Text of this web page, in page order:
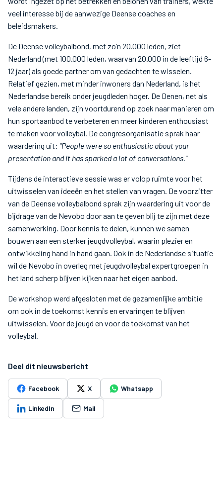
veel interesse bij de aanwezige Deense coaches en
beleidsmakers.
De Deense volleybalbond, met zo’n 20.000 leden, ziet
Nederland (met 100.000 leden, waarvan 20.000 in de leeftijd 6-
12 jaar) als goede partner om van gedachten te wisselen.
Relatief gezien, met minder inwoners dan Nederland, is het
Nederlandse bereik onder jeugdleden hoger. De Denen, net als
vele andere landen, zijn voortdurend op zoek naar manieren om
hun sportaanbod te verbeteren en meer kinderen enthousiast
te maken voor volleybal. De congresorganisatie sprak haar
waardering uit: "People were so enthusiastic about your
presentation and it has sparked a lot of conversations."
Tijdens de interactieve sessie was er volop ruimte voor het
uitwisselen van ideeën en het stellen van vragen. De voorzitter
van de Deense volleybalbond sprak zijn waardering uit voor de
bijdrage van de Nevobo door aan te geven blij te zijn met deze
samenwerking. Door kennis te delen, kunnen we samen
bouwen aan een sterker jeugdvolleybal, waarin plezier en
ontwikkeling hand in hand gaan. Ook in de Nederlandse situatie
wil de Nevobo in overleg met jeugdvolleybal expertgroepen in
het land scherp blijven kijken naar het eigen aanbod.
De workshop werd afgesloten met de gezamenlijke ambitie
om ook in de toekomst kennis en ervaringen te blijven
uitwisselen. Voor de jeugd en voor de toekomst van het
volleybal.
Deel dit nieuwsbericht
Facebook X Whatsapp
LinkedIn Mail